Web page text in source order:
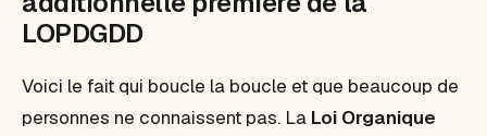
LOPDGDD
Voici le fait qui boucle la boucle et que beaucoup de
personnes ne connaissent pas. La Loi Organique